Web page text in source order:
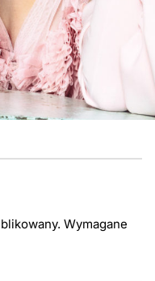
Wymagane